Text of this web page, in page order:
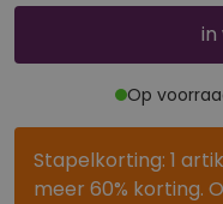
in
Op
Stapelkorting: 1
meer 60% korting.